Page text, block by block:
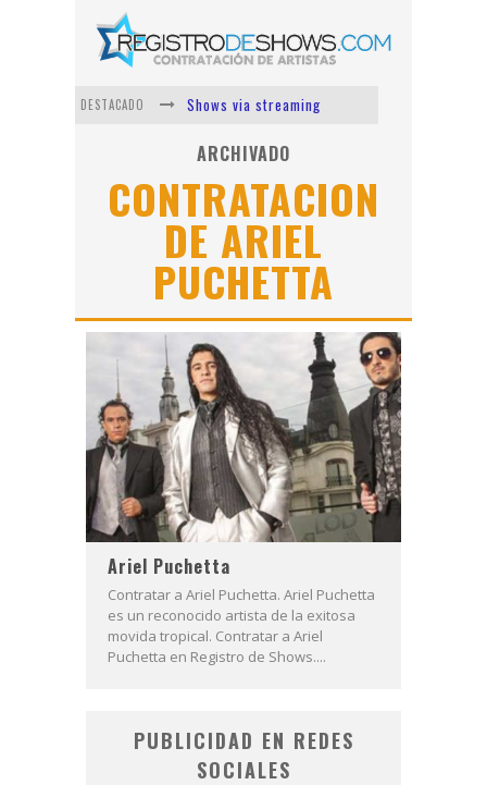
DESTACADO
Shows via streaming
Lit Killah
Nicki Nicole
Duki
Vi Em
Los Ángeles Azules
ARCHIVADO
CONTRATACION
DE ARIEL
PUCHETTA
Ariel Puchetta
Contratar a Ariel Puchetta. Ariel Puchetta
es un reconocido artista de la exitosa
movida tropical. Contratar a Ariel
Puchetta en Registro de Shows....
PUBLICIDAD EN REDES
SOCIALES